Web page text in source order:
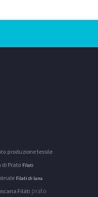
produzione tessile
di Prato Filati
Filati di lana
Filati prato